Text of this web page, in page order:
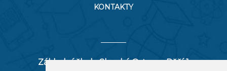
KONTAKTY
Základní škola Slezská Ostrava, Pěší 1